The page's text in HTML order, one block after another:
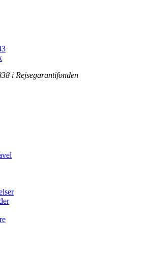
i Rejsegarantifonden